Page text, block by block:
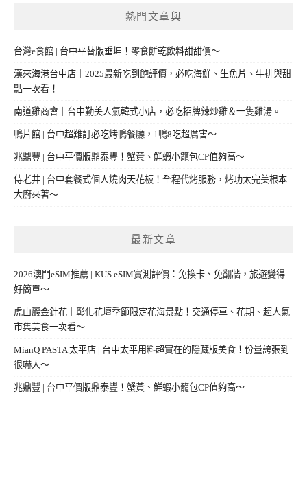
熱門文章與
台灣e食館 | 台中平替版垂坤！零食餅乾飲料甜甜價～
漢來海港台中店｜2025最新吃到飽評價，必吃海鮮、生魚片、牛排與甜
點一次看！
南道雞商會｜台中勤美人氣韓式小店，必吃招牌辣炒雞＆一隻雞湯。
鴨片館 | 台中超難訂必吃烤鴨餐廳，1鴨8吃超厲害～
兆鼎豐 | 台中平價版鼎泰豐！蟹黃、鮮蝦小籠包CP值夠高～
侍老井 | 台中套餐式個人燒肉天花板！全程代烤服務，烤功太完美根本
大廚來著～
最新文章
2026澳門eSIM推薦 | KUS eSIM實測評價：免換卡、免翻牆，旅遊變得
好簡單～
虎山巖金針花｜彰化花壇季節限定花海景點！交通停車、花期、超人氣
市集美食一次看～
MianQ PASTA 太平店 | 台中太平用料超實在的隱藏版美食！份量誇張到
很嚇人～
兆鼎豐 | 台中平價版鼎泰豐！蟹黃、鮮蝦小籠包CP值夠高～